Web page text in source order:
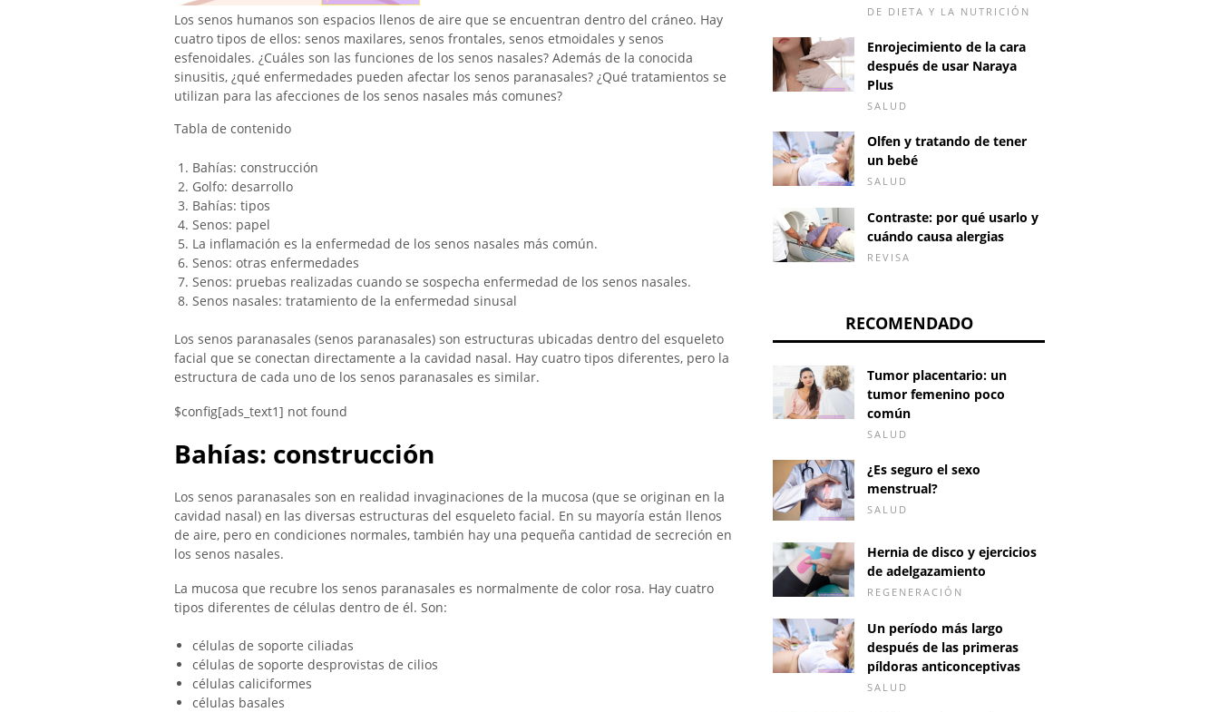
Los senos humanos son espacios llenos de aire que se encuentran dentro del cráneo. Hay
cuatro tipos de ellos: senos maxilares, senos frontales, senos etmoidales y senos
esfenoidales. ¿Cuáles son las funciones de los senos nasales? Además de la conocida
sinusitis, ¿qué enfermedades pueden afectar los senos paranasales? ¿Qué tratamientos se
utilizan para las afecciones de los senos nasales más comunes?
Tabla de contenido
Bahías: construcción
Golfo: desarrollo
Bahías: tipos
Senos: papel
La inflamación es la enfermedad de los senos nasales más común.
Senos: otras enfermedades
Senos: pruebas realizadas cuando se sospecha enfermedad de los senos nasales.
Senos nasales: tratamiento de la enfermedad sinusal
Los senos paranasales (senos paranasales) son estructuras ubicadas dentro del esqueleto
facial que se conectan directamente a la cavidad nasal. Hay cuatro tipos diferentes, pero la
estructura de cada uno de los senos paranasales es similar.
$config[ads_text1] not found
Bahías: construcción
Los senos paranasales son en realidad invaginaciones de la mucosa (que se originan en la
cavidad nasal) en las diversas estructuras del esqueleto facial. En su mayoría están llenos
de aire, pero en condiciones normales, también hay una pequeña cantidad de secreción en
los senos nasales.
La mucosa que recubre los senos paranasales es normalmente de color rosa. Hay cuatro
tipos diferentes de células dentro de él. Son:
células de soporte ciliadas
células de soporte desprovistas de cilios
células caliciformes
células basales
DE DIETA Y LA NUTRICIÓN
Enrojecimiento de la cara
después de usar Naraya
Plus
SALUD
Olfen y tratando de tener
un bebé
SALUD
Contraste: por qué usarlo y
cuándo causa alergias
REVISA
RECOMENDADO
Tumor placentario: un
tumor femenino poco
común
SALUD
¿Es seguro el sexo
menstrual?
SALUD
Hernia de disco y ejercicios
de adelgazamiento
REGENERACIÓN
Un período más largo
después de las primeras
píldoras anticonceptivas
SALUD